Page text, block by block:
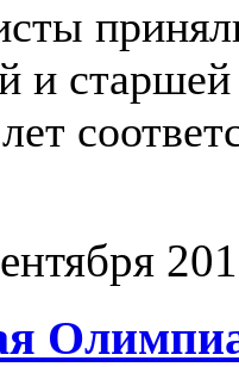
и старшей